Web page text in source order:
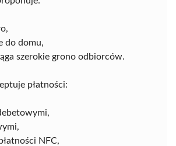
do domu,
szerokie grono odbiorców.
płatności:
NFC,